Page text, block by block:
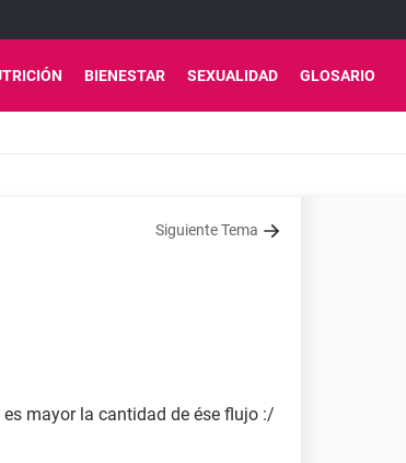
BIENESTAR SEXUALIDAD GLOSARIO
Siguiente Tema
mayor la cantidad de ése flujo :/